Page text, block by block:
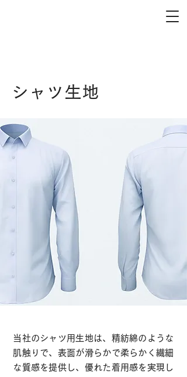
シャツ生地
当社のシャツ用生地は、精紡綿のような
肌触りで、表面が滑らかで柔らかく繊細
な質感を提供し、優れた着用感を実現し